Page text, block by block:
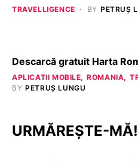
TRAVELLIGENCE BY PETRUȘ
Descarcă gratuit Harta
APLICATII MOBILE ROMANIA
BY PETRUȘ LUNGU
URMĂREȘTE-MĂ!